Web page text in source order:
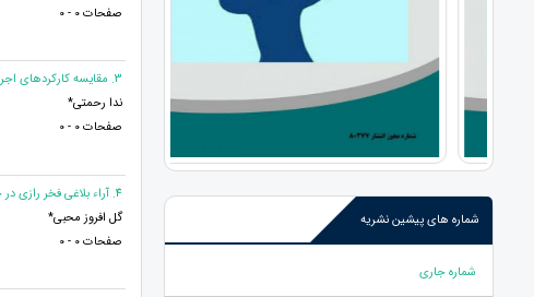
شماره های پیشین نشریه
شماره جاری
صفحات 0 - 0
3. مقایسه کارکردهای اجرایی، انگیزش تحصیلی و رضایت تحصیلی دانش آموزان مبتلا به اختلال خواندن و دانش آموزان عادی
ندا رحمتی*
صفحات 0 - 0
4. آراء بلاغی فخر رازی در جزء اول قران کریم
گل افروز محبی*
صفحات 0 - 0